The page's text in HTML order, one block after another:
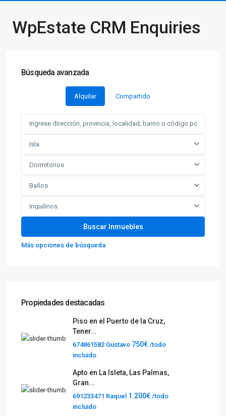
WpEstate CRM Enquiries
Búsqueda avanzada
Alquilar Compartido
Isla
Dormitorios
Baños
Inquilinos
Más opciones de búsqueda
Propiedades destacadas
Piso en el Puerto de la Cruz,
Tener...
674861582 Gustavo 750€ /todo
incluido
Apto en La Isleta, Las Palmas,
Gran...
691233471 Raquel 1.200€ /todo
incluido